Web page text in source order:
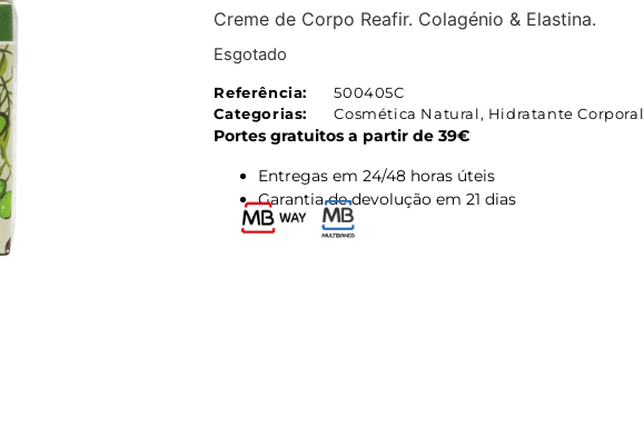
Creme de Corpo Reafir. Colagénio & Elastina.
Esgotado
Referência:
500405C
Categorias:
Cosmética Natural, Hidratante Corporal
Portes gratuitos a partir de 39€
Entregas em 24/48 horas úteis
Garantia de devolução em 21 dias